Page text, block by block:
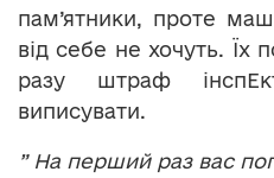
пам’ятники, проте
від себе не хочуть. Їх
разу штраф
виписувати.
” На перший раз вас